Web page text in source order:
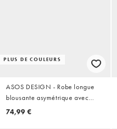
PLUS DE COULEURS
ASOS DESIGN - Robe longue
blousante asymétrique avec
découpe à la taille - Vert citron
74,99 €